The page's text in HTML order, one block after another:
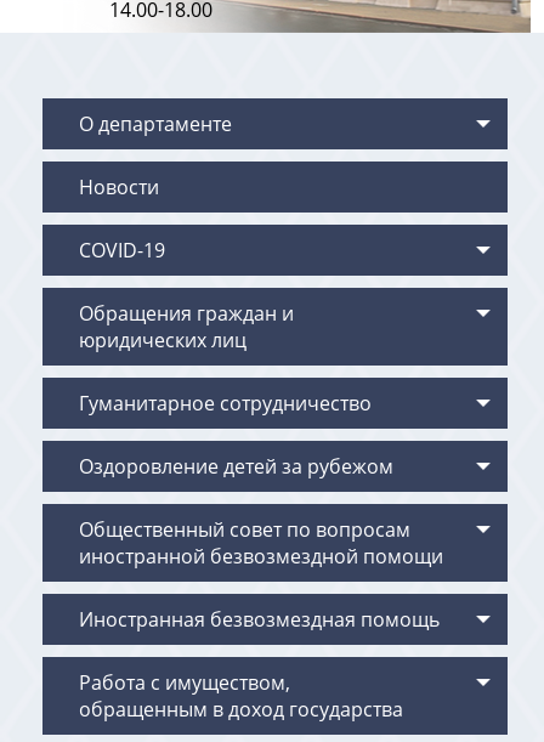
14.00-18.00
О департаменте
Новости
COVID-19
Обращения граждан и
юридических лиц
Гуманитарное сотрудничество
Оздоровление детей за рубежом
Общественный совет по вопросам
иностранной безвозмездной помощи
Иностранная безвозмездная помощь
Работа с имуществом,
обращенным в доход государства